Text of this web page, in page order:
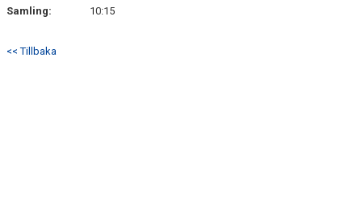
Samling:
10:15
<< Tillbaka